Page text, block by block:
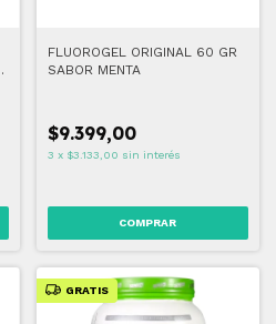
FLUOROGEL ORIGINAL 60 GR
SABOR MENTA
$9.399,00
3 x $3.133,00 sin interés
GRATIS